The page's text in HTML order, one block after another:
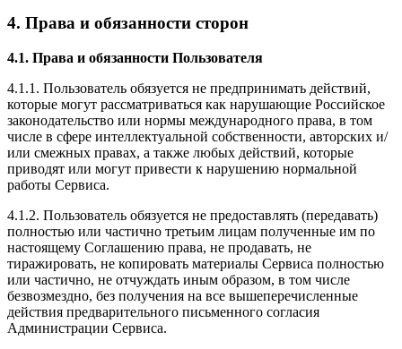
4. Права и обязанности сторон
4.1. Права и обязанности Пользователя
4.1.1. Пользователь обязуется не предпринимать действий,
которые могут рассматриваться как нарушающие Российское
законодательство или нормы международного права, в том
числе в сфере интеллектуальной собственности, авторских и/
или смежных правах, а также любых действий, которые
приводят или могут привести к нарушению нормальной
работы Сервиса.
4.1.2. Пользователь обязуется не предоставлять (передавать)
полностью или частично третьим лицам полученные им по
настоящему Соглашению права, не продавать, не
тиражировать, не копировать материалы Сервиса полностью
или частично, не отчуждать иным образом, в том числе
безвозмездно, без получения на все вышеперечисленные
действия предварительного письменного согласия
Администрации Сервиса.